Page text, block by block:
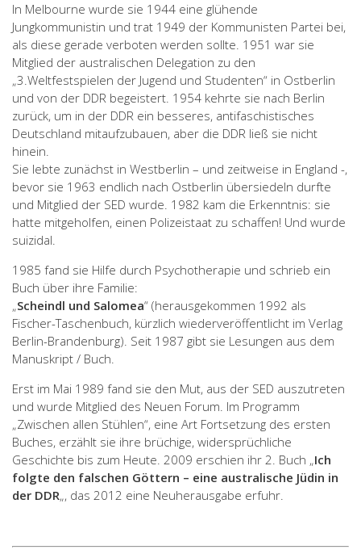
In Melbourne wurde sie 1944 eine glühende
Jungkommunistin und trat 1949 der Kommunisten Partei bei,
als diese gerade verboten werden sollte. 1951 war sie
Mitglied der australischen Delegation zu den
„3.Weltfestspielen der Jugend und Studenten“ in Ostberlin
und von der DDR begeistert. 1954 kehrte sie nach Berlin
zurück, um in der DDR ein besseres, antifaschistisches
Deutschland mitaufzubauen, aber die DDR ließ sie nicht
hinein.
Sie lebte zunächst in Westberlin – und zeitweise in England -,
bevor sie 1963 endlich nach Ostberlin übersiedeln durfte
und Mitglied der SED wurde. 1982 kam die Erkenntnis: sie
hatte mitgeholfen, einen Polizeistaat zu schaffen! Und wurde
suizidal.
1985 fand sie Hilfe durch Psychotherapie und schrieb ein
Buch über ihre Familie:
„Scheindl und Salomea“ (herausgekommen 1992 als
Fischer-Taschenbuch, kürzlich wiederveröffentlicht im Verlag
Berlin-Brandenburg). Seit 1987 gibt sie Lesungen aus dem
Manuskript / Buch.
Erst im Mai 1989 fand sie den Mut, aus der SED auszutreten
und wurde Mitglied des Neuen Forum. Im Programm
„Zwischen allen Stühlen“, eine Art Fortsetzung des ersten
Buches, erzählt sie ihre brüchige, widersprüchliche
Geschichte bis zum Heute. 2009 erschien ihr 2. Buch „Ich
folgte den falschen Göttern – eine australische Jüdin in
der DDR„, das 2012 eine Neuherausgabe erfuhr.